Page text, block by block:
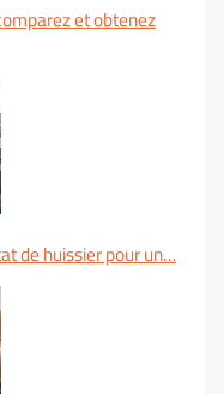
et obtenez
de huissier pour un…